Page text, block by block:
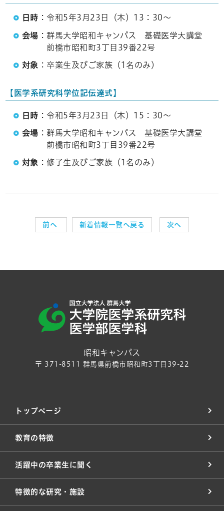
日時 ：令和5年3月23日（木）13：30～
会場 ：群馬大学昭和キャンパス 基礎医学大講堂
前橋市昭和町3丁目39番22号
対象 ：卒業生及びご家族（1名のみ）
【医学系研究科学位記伝達式】
日時 ：令和5年3月23日（木）15：30～
会場 ：群馬大学昭和キャンパス 基礎医学大講堂
前橋市昭和町3丁目39番22号
対象 ：修了生及びご家族（1名のみ）
前へ 新着情報一覧へ戻る 次へ
昭和キャンパス
〒 371-8511 群馬県前橋市昭和町3丁目39-22
トップページ
教育の特徴
活躍中の卒業生に聞く
特徴的な研究・施設